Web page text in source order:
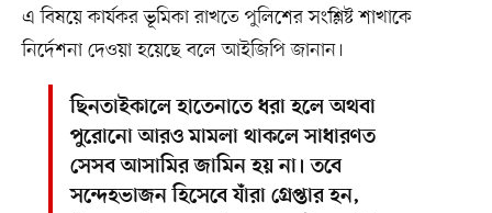
এ বিষয়ে কার্যকর ভূমিকা রাখতে পুলিশের সংশ্লিষ্ট শাখাকে
নির্দেশনা দেওয়া হয়েছে বলে আইজিপি জানান।
ছিনতাইকালে হাতেনাতে ধরা হলে অথবা
পুরোনো আরও মামলা থাকলে সাধারণত
সেসব আসামির জামিন হয় না। তবে
সন্দেহভাজন হিসেবে যাঁরা গ্রেপ্তার হন,